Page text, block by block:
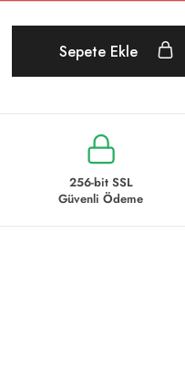
Sepete Ekle
256-bit SSL
Güvenli Ödeme